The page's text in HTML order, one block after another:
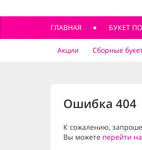
ГЛАВНАЯ БУКЕТ
Акции Сборные
Ошибка 404
К сожалению,
Вы можете перейти